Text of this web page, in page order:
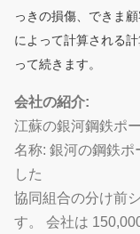
っきの損傷、できま
によって計算される
って続きます。
会社の紹介:
江蘇の銀河鋼鉄ポ
名称: 銀河の鋼鉄ポ
した
協同組合の分け前
す。 会社は